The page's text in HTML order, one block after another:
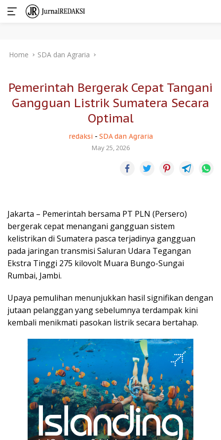
Home SDA dan Agraria
Pemerintah Bergerak Cepat Tangani
Gangguan Listrik Sumatera Secara
Optimal
redaksi - SDA dan Agraria
May 25, 2026
Jakarta – Pemerintah bersama PT PLN (Persero)
bergerak cepat menangani gangguan sistem
kelistrikan di Sumatera pasca terjadinya gangguan
pada jaringan transmisi Saluran Udara Tegangan
Ekstra Tinggi 275 kilovolt Muara Bungo-Sungai
Rumbai, Jambi.
Upaya pemulihan menunjukkan hasil signifikan dengan
jutaan pelanggan yang sebelumnya terdampak kini
kembali menikmati pasokan listrik secara bertahap.